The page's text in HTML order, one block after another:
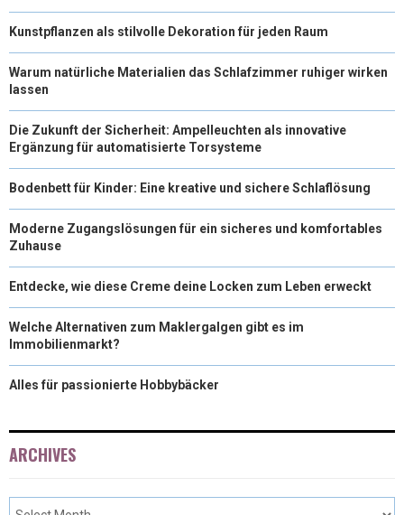
Kunstpflanzen als stilvolle Dekoration für jeden Raum
Warum natürliche Materialien das Schlafzimmer ruhiger wirken
lassen
Die Zukunft der Sicherheit: Ampelleuchten als innovative
Ergänzung für automatisierte Torsysteme
Bodenbett für Kinder: Eine kreative und sichere Schlaflösung
Moderne Zugangslösungen für ein sicheres und komfortables
Zuhause
Entdecke, wie diese Creme deine Locken zum Leben erweckt
Welche Alternativen zum Maklergalgen gibt es im
Immobilienmarkt?
Alles für passionierte Hobbybäcker
ARCHIVES